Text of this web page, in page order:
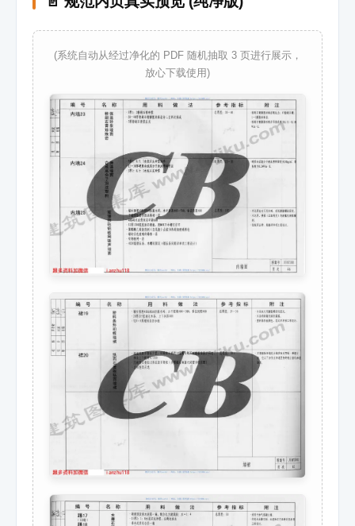
(系统自动从经过净化的 PDF 随机抽取 3 页进行展示，
放心下载使用)